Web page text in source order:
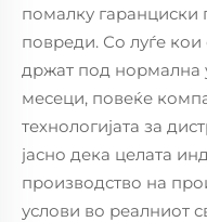
помалку
повреди. Со луѓе кои
држат под нормална
месеци, повеќе
технологијата за
јасно дека целата
производство на
услови во реалниот